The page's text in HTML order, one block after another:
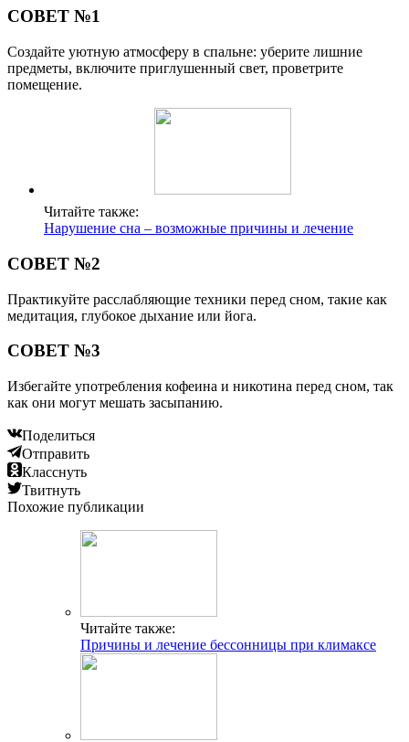
СОВЕТ №1
Создайте уютную атмосферу в спальне: уберите лишние
предметы, включите приглушенный свет, проветрите
помещение.
Читайте также:
Нарушение сна – возможные причины и лечение
СОВЕТ №2
Практикуйте расслабляющие техники перед сном, такие как
медитация, глубокое дыхание или йога.
СОВЕТ №3
Избегайте употребления кофеина и никотина перед сном, так
как они могут мешать засыпанию.
Поделиться
Отправить
Класснуть
Твитнуть
Похожие публикации
Читайте также:
Причины и лечение бессонницы при климаксе